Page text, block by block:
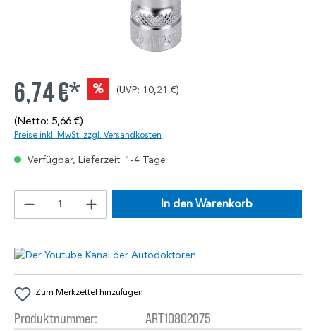
6,74 €* % (UVP: 10,21 €)
(Netto: 5,66 €)
Preise inkl. MwSt. zzgl. Versandkosten
Verfügbar, Lieferzeit: 1-4 Tage
In den Warenkorb
Zum Merkzettel hinzufügen
Produktnummer:
ART10802075